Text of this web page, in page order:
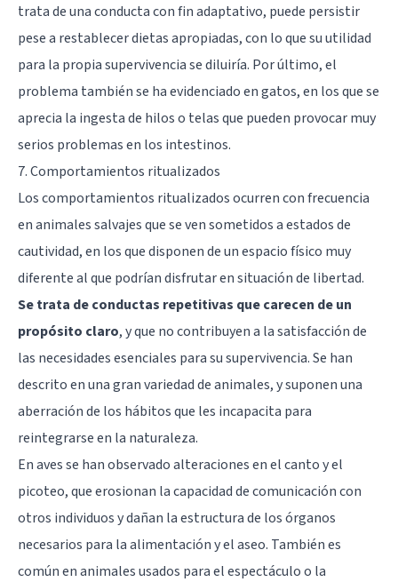
trata de una conducta con fin adaptativo, puede persistir
pese a restablecer dietas apropiadas, con lo que su utilidad
para la propia supervivencia se diluiría. Por último, el
problema también se ha evidenciado en gatos, en los que se
aprecia la ingesta de hilos o telas que pueden provocar muy
serios problemas en los intestinos.
7. Comportamientos ritualizados
Los comportamientos ritualizados ocurren con frecuencia
en animales salvajes que se ven sometidos a estados de
cautividad, en los que disponen de un espacio físico muy
diferente al que podrían disfrutar en situación de libertad.
Se trata de conductas repetitivas que carecen de un
propósito claro, y que no contribuyen a la satisfacción de
las necesidades esenciales para su supervivencia. Se han
descrito en una gran variedad de animales, y suponen una
aberración de los hábitos que les incapacita para
reintegrarse en la naturaleza.
En aves se han observado alteraciones en el canto y el
picoteo, que erosionan la capacidad de comunicación con
otros individuos y dañan la estructura de los órganos
necesarios para la alimentación y el aseo. También es
común en animales usados para el espectáculo o la